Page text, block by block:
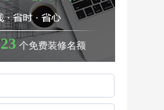
23 个免费装修名额